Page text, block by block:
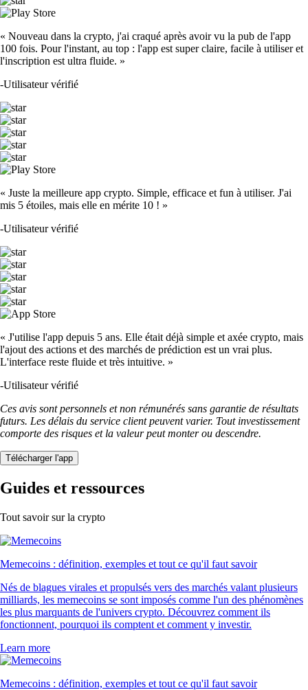
« Nouveau dans la crypto, j'ai craqué après avoir vu la pub de l'app
100 fois. Pour l'instant, au top : l'app est super claire, facile à utiliser et
l'inscription est ultra fluide. »
-Utilisateur vérifié
« Juste la meilleure app crypto. Simple, efficace et fun à utiliser. J'ai
mis 5 étoiles, mais elle en mérite 10 ! »
-Utilisateur vérifié
« J'utilise l'app depuis 5 ans. Elle était déjà simple et axée crypto, mais
l'ajout des actions et des marchés de prédiction est un vrai plus.
L'interface reste fluide et très intuitive. »
-Utilisateur vérifié
Ces avis sont personnels et non rémunérés sans garantie de résultats
futurs. Les délais du service client peuvent varier. Tout investissement
comporte des risques et la valeur peut monter ou descendre.
Télécharger l'app
Guides et ressources
Tout savoir sur la crypto
Memecoins : définition, exemples et tout ce qu'il faut savoir
Nés de blagues virales et propulsés vers des marchés valant plusieurs
milliards, les memecoins se sont imposés comme l'un des phénomènes
les plus marquants de l'univers crypto. Découvrez comment ils
fonctionnent, pourquoi ils comptent et comment y investir.
Learn more
Memecoins : définition, exemples et tout ce qu'il faut savoir